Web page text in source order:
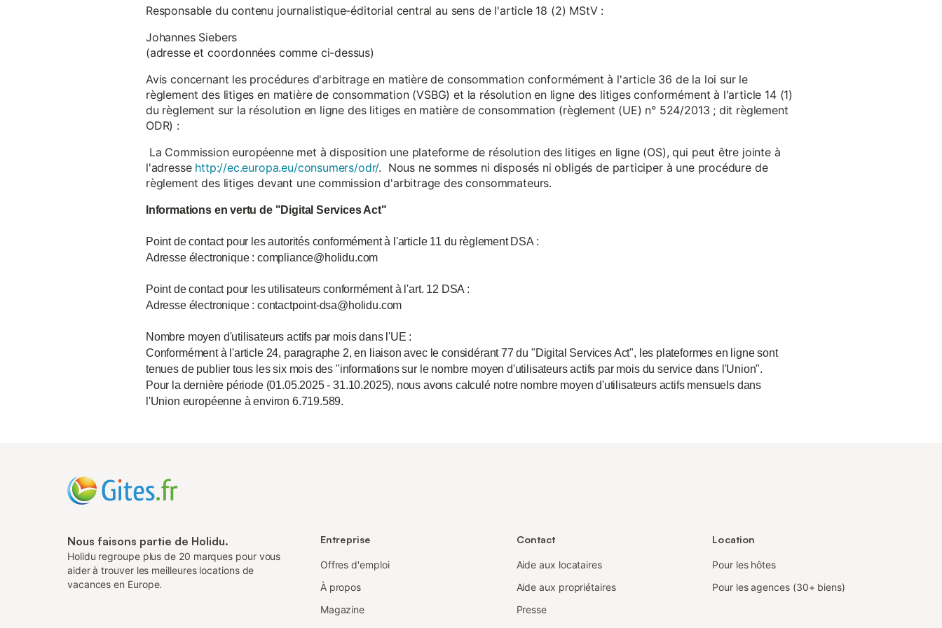
Responsable du contenu journalistique-éditorial central au sens de l'article 18 (2) MStV :
Johannes Siebers
(adresse et coordonnées comme ci-dessus)
Avis concernant les procédures d'arbitrage en matière de consommation conformément à l'article 36 de la loi sur le
règlement des litiges en matière de consommation (VSBG) et la résolution en ligne des litiges conformément à l'article 14 (1)
du règlement sur la résolution en ligne des litiges en matière de consommation (règlement (UE) n° 524/2013 ; dit règlement
ODR) :
La Commission européenne met à disposition une plateforme de résolution des litiges en ligne (OS), qui peut être jointe à
l'adresse http://ec.europa.eu/consumers/odr/. Nous ne sommes ni disposés ni obligés de participer à une procédure de
règlement des litiges devant une commission d'arbitrage des consommateurs.
Informations en vertu de "Digital Services Act"
Point de contact pour les autorités conformément à l'article 11 du règlement DSA :
Adresse électronique : compliance@holidu.com
Point de contact pour les utilisateurs conformément à l'art. 12 DSA :
Adresse électronique : contactpoint-dsa@holidu.com
Nombre moyen d'utilisateurs actifs par mois dans l'UE :
Conformément à l'article 24, paragraphe 2, en liaison avec le considérant 77 du "Digital Services Act", les plateformes en ligne sont
tenues de publier tous les six mois des "informations sur le nombre moyen d'utilisateurs actifs par mois du service dans l'Union".
Pour la dernière période (01.05.2025 - 31.10.2025), nous avons calculé notre nombre moyen d'utilisateurs actifs mensuels dans
l'Union européenne à environ 6.719.589.
Nous faisons partie de Holidu.
Holidu regroupe plus de 20 marques pour vous
aider à trouver les meilleures locations de
vacances en Europe.
Entreprise
Offres d'emploi
À propos
Magazine
Contact
Aide aux locataires
Aide aux propriétaires
Presse
Location
Pour les hôtes
Pour les agences (30+ biens)